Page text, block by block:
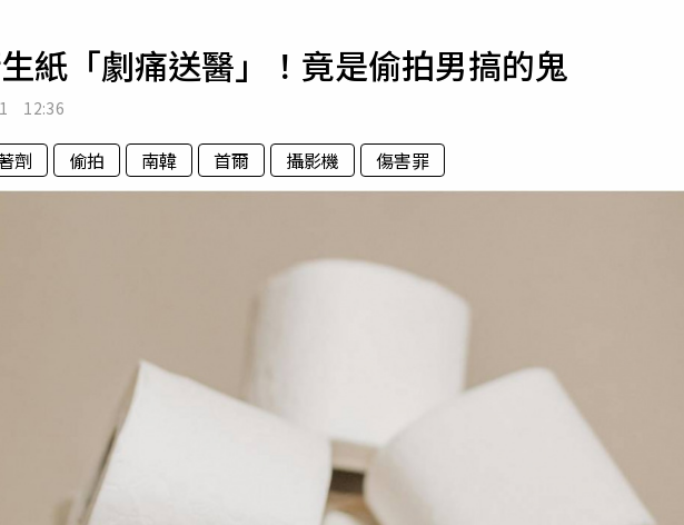
專欄
房產新勢力
運勢
梅酒
紙「劇痛送醫」！竟是偷拍男搞的鬼
12:36
劑 偷拍 南韓 首爾 攝影機 傷害罪